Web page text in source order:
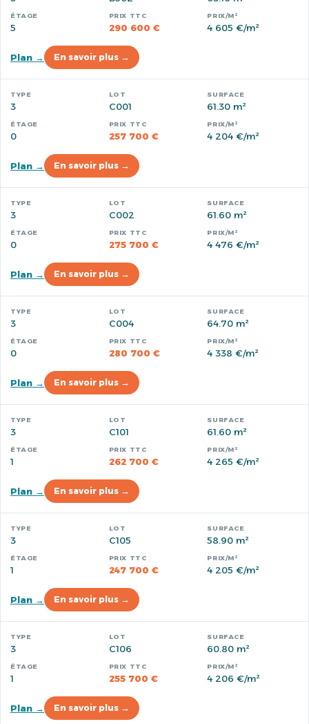
5 290 600 € 4 605 €/m²
Plan → En savoir plus →
3 C001 61.30 m²
0 257 700 € 4 204 €/m²
Plan → En savoir plus →
3 C002 61.60 m²
0 275 700 € 4 476 €/m²
Plan → En savoir plus →
3 C004 64.70 m²
0 280 700 € 4 338 €/m²
Plan → En savoir plus →
3 C101 61.60 m²
1 262 700 € 4 265 €/m²
Plan → En savoir plus →
3 C105 58.90 m²
1 247 700 € 4 205 €/m²
Plan → En savoir plus →
3 C106 60.80 m²
1 255 700 € 4 206 €/m²
Plan → En savoir plus →